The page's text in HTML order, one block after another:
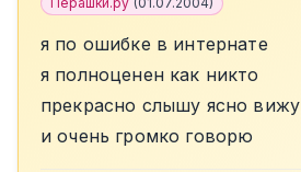
я по ошибке в интернате
я полноценен как никто
прекрасно слышу ясно вижу
и очень громко говорю